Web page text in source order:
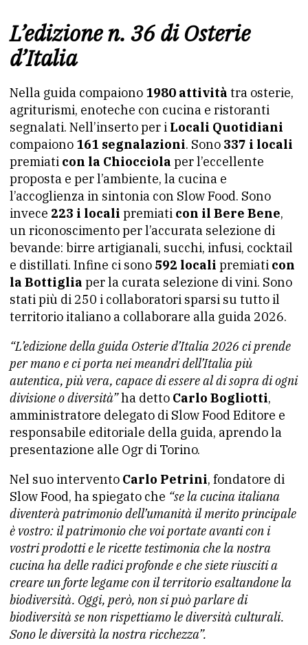
L’edizione n. 36 di Osterie
d’Italia
Nella guida compaiono 1980 attività tra osterie,
agriturismi, enoteche con cucina e ristoranti
segnalati. Nell’inserto per i Locali Quotidiani
compaiono 161 segnalazioni. Sono 337 i locali
premiati con la Chiocciola per l’eccellente
proposta e per l’ambiente, la cucina e
l’accoglienza in sintonia con Slow Food. Sono
invece 223 i locali premiati con il Bere Bene,
un riconoscimento per l’accurata selezione di
bevande: birre artigianali, succhi, infusi, cocktail
e distillati. Infine ci sono 592 locali premiati con
la Bottiglia per la curata selezione di vini. Sono
stati più di 250 i collaboratori sparsi su tutto il
territorio italiano a collaborare alla guida 2026.
“L’edizione della guida Osteried’Italia 2026 ci prende
per mano e ci porta nei meandri dell’Italia più
autentica, più vera, capace di essere al di sopra di ogni
divisione o diversità”ha detto Carlo Bogliotti,
amministratore delegato di Slow Food Editore e
responsabile editoriale della guida, aprendo la
presentazione alle Ogr di Torino.
Nel suo intervento Carlo Petrini, fondatore di
Slow Food, ha spiegato che “se la cucina italiana
diventerà patrimonio dell’umanità il merito principale
è vostro: il patrimonio che voi portate avanti con i
vostri prodotti e le ricette testimonia che la nostra
cucina ha delle radici profonde e che siete riusciti a
creare un forte legame con il territorio esaltandone la
biodiversità. Oggi, però, non si può parlare di
biodiversità se non rispettiamo le diversità culturali.
Sono le diversità la nostra ricchezza”.